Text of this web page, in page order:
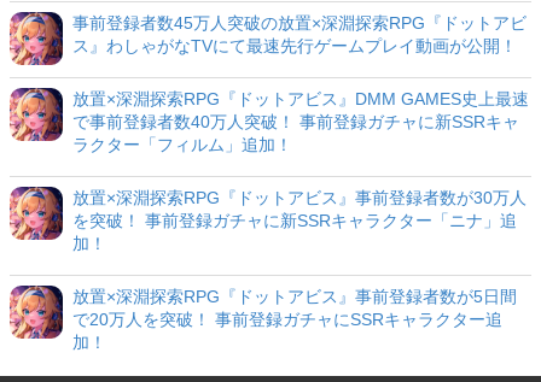
事前登録者数45万人突破の放置×深淵探索RPG『ドットアビ
ス』わしゃがなTVにて最速先行ゲームプレイ動画が公開！
放置×深淵探索RPG『ドットアビス』DMM GAMES史上最速
で事前登録者数40万人突破！ 事前登録ガチャに新SSRキャ
ラクター「フィルム」追加！
放置×深淵探索RPG『ドットアビス』事前登録者数が30万人
を突破！ 事前登録ガチャに新SSRキャラクター「ニナ」追
加！
放置×深淵探索RPG『ドットアビス』事前登録者数が5日間
で20万人を突破！ 事前登録ガチャにSSRキャラクター追
加！